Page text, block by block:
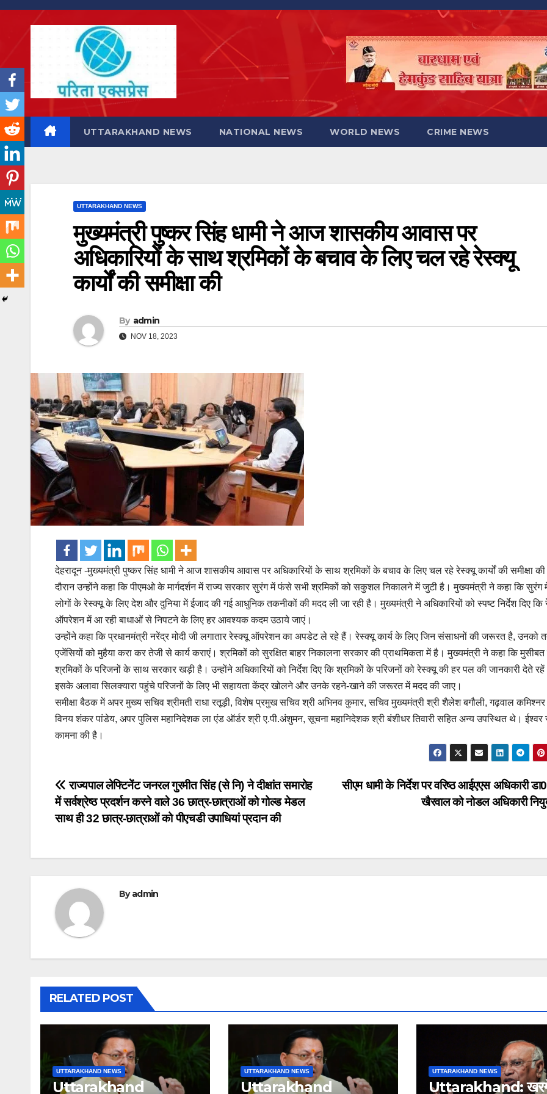
Skip
UTTARAKHAND NEWS NATIONAL NEWS WORLD NEWS CRIME NEWS
UTTARAKHAND NEWS
मुख्यमंत्री पुष्कर सिंह धामी ने आज शासकीय आवास पर
अधिकारियों के साथ श्रमिकों के बचाव के लिए चल रहे रेस्क्यू
कार्यों की समीक्षा की
By admin
NOV 18, 2023
देहरादून -मुख्यमंत्री पुष्कर सिंह धामी ने आज शासकीय आवास पर अधिकारियों के साथ श्रमिकों के बचाव के लिए चल रहे रेस्क्यू कार्यों की समीक्षा
दौरान उन्होंने कहा कि पीएमओ के मार्गदर्शन में राज्य सरकार सुरंग में फंसे सभी श्रमिकों को सकुशल निकालने में जुटी है। मुख्यमंत्री ने कहा कि
लोगों के रेस्क्यू के लिए देश और दुनिया में ईजाद की गई आधुनिक तकनीकों की मदद ली जा रही है। मुख्यमंत्री ने अधिकारियों को स्पष्ट निर्देश दिए कि
ऑपरेशन में आ रही बाधाओं से निपटने के लिए हर आवश्यक कदम उठाये जाएं।
उन्होंने कहा कि प्रधानमंत्री नरेंद्र मोदी जी लगातार रेस्क्यू ऑपरेशन का अपडेट ले रहे हैं। रेस्क्यू कार्य के लिए जिन संसाधनों की जरूरत है, उनको
एजेंसियों को मुहैया करा कर तेजी से कार्य कराएं। श्रमिकों को सुरक्षित बाहर निकालना सरकार की प्राथमिकता में है। मुख्यमंत्री ने कहा कि
श्रमिकों के परिजनों के साथ सरकार खड़ी है। उन्होंने अधिकारियों को निर्देश दिए कि श्रमिकों के परिजनों को रेस्क्यू की हर पल की जानकारी देते
इसके अलावा सिलक्यारा पहुंचे परिजनों के लिए भी सहायता केंद्र खोलने और उनके रहने-खाने की जरूरत में मदद की जाए।
समीक्षा बैठक में अपर मुख्य सचिव श्रीमती राधा रतूड़ी, विशेष प्रमुख सचिव श्री अभिनव कुमार, सचिव मुख्यमंत्री श्री शैलेश बगौली, गढ़वाल कमिश्नर
विनय शंकर पांडेय, अपर पुलिस महानिदेशक ला एंड ऑर्डर श्री ए.पी.अंशुमन, सूचना महानिदेशक श्री बंशीधर तिवारी सहित अन्य उपस्थित थे। ईश्वर
कामना की है।
Post
navigation
सीएम धामी के निर्देश पर वरिष्ठ आईएएस अधिकारी
खैरवाल को नोडल अधिकारी
राज्यपाल लेफ्टिनेंट जनरल गुरमीत सिंह (से नि) ने दीक्षांत समारोह
में सर्वश्रेष्ठ प्रदर्शन करने वाले 36 छात्र-छात्राओं को गोल्ड मेडल
साथ ही 32 छात्र-छात्राओं को पीएचडी उपाधियां प्रदान की
Byadmin
RELATED POST
UTTARAKHAND NEWS
Uttarakhand
UTTARAKHAND NEWS
Uttarakhand
UTTARAKHAND NEWS
Uttarakhand: